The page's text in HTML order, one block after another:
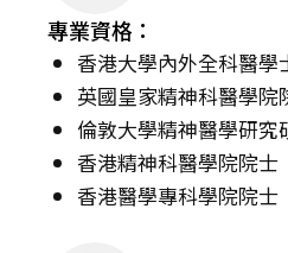
專業資格：
香港大學內外全科醫學
英國皇家精神科醫學院
倫敦大學精神醫學研究
香港精神科醫學院院士
香港醫學專科學院院士